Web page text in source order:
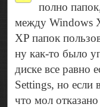
полно
между Windows
XP папок
ну как-то было
диске все равно
Settings, но если
что мол